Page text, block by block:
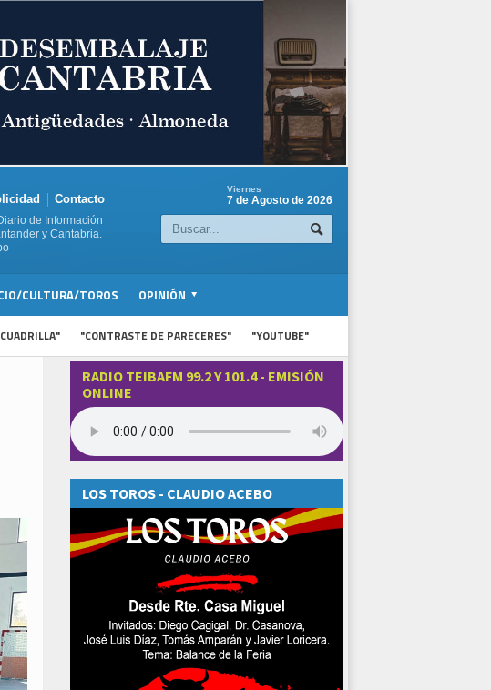
Contacto
de Información
y Cantabria.
Viernes
7 de Agosto de 2026
CULTURA/TOROS OPINIÓN
"CONTRASTE DE PARECERES" "YOUTUBE"
RADIO TEIBAFM 99.2 Y 101.4 - EMISIÓN
ONLINE
LOS TOROS - CLAUDIO ACEBO